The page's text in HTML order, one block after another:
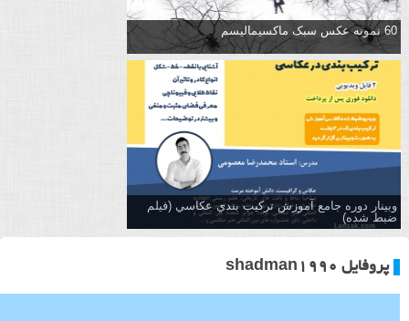
60 نمونه عکس سبک ماکسیمالیسم
وبینار دوره جامع آموزش تركيب بندي عكاسي (فیلم
ضبط شده)
پروفایل shadman1990